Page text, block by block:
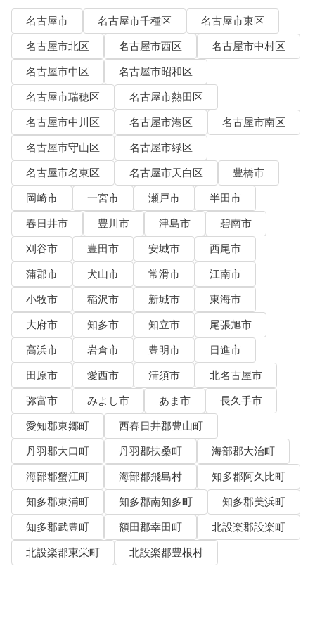
名古屋市 名古屋市千種区
名古屋市東区
名古屋市北区
名古屋市西区
名古屋市中村区
名古屋市中区
名古屋市昭和区
名古屋市瑞穂区
名古屋市熱田区
名古屋市中川区
名古屋市港区
名古屋市南区
名古屋市守山区
名古屋市緑区
名古屋市名東区
名古屋市天白区
豊橋市
岡崎市
一宮市 瀬戸市
半田市
春日井市
豊川市 津島市
碧南市
刈谷市
豊田市 安城市
西尾市
蒲郡市
犬山市 常滑市
江南市
小牧市
稲沢市 新城市
東海市
大府市
知多市 知立市
尾張旭市
高浜市
岩倉市 豊明市
日進市
田原市
愛西市 清須市
北名古屋市
弥富市
みよし市 あま市
長久手市
愛知郡東郷町
西春日井郡豊山町
丹羽郡大口町
丹羽郡扶桑町
海部郡大治町
海部郡蟹江町
海部郡飛島村
知多郡阿久比町
知多郡東浦町
知多郡南知多町
知多郡美浜町
知多郡武豊町
額田郡幸田町
北設楽郡設楽町
北設楽郡東栄町
北設楽郡豊根村